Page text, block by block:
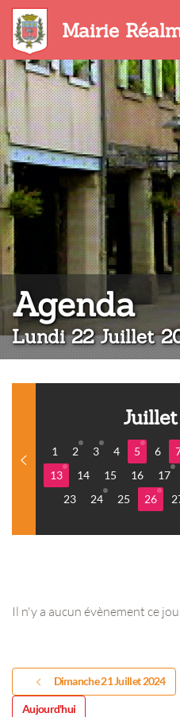
Aller
contenu
principal
Mairie
Agenda:
Lundi 22 Juillet
1 2 3 4 5 6
13
14 15 16 17
23
24 25 26
Il n'y a aucun évènement ce
Dimanche 21 Juillet 2024
Aujourd'hui